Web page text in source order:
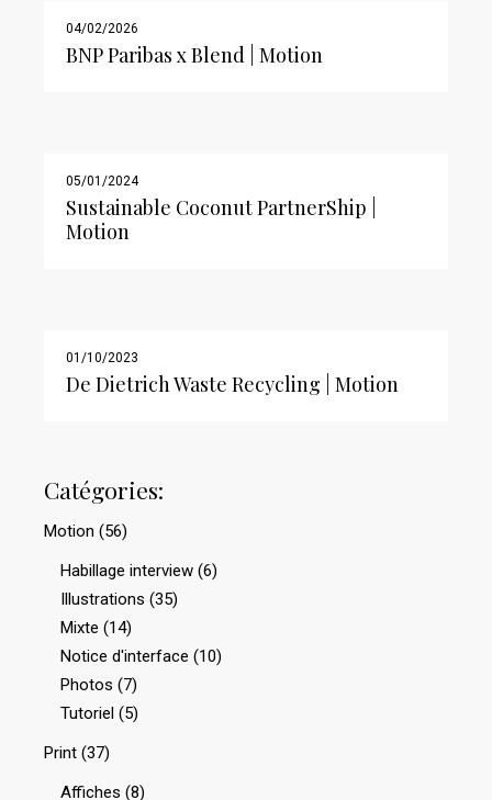
04/02/2026
BNP Paribas x Blend | Motion
05/01/2024
Sustainable Coconut PartnerShip |
Motion
01/10/2023
De Dietrich Waste Recycling | Motion
Catégories:
Motion (56)
Habillage interview (6)
Illustrations (35)
Mixte (14)
Notice d'interface (10)
Photos (7)
Tutoriel (5)
Print (37)
Affiches (8)